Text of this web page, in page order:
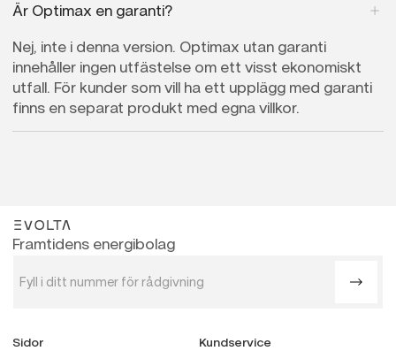
Är Optimax en garanti?
Nej, inte i denna version. Optimax utan garanti
innehåller ingen utfästelse om ett visst ekonomiskt
utfall. För kunder som vill ha ett upplägg med garanti
finns en separat produkt med egna villkor.
evolta
Framtidens energibolag
Sidor
Kundservice